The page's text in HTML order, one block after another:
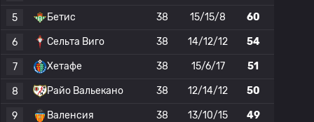
5 Бетис 38 15/15/8 60
6 Сельта Виго 38 14/12/12 54
7 Хетафе 38 15/6/17 51
8 Райо Вальекано 38 12/14/12 50
9 Валенсия 38 13/10/15 49